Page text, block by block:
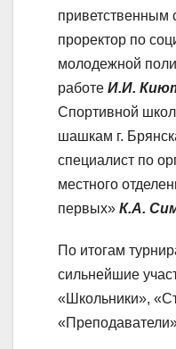
приветственным
проректор по
молодежной
работе И.И.
Спортивной
шашкам г.
специалист по
местного
первых» К.А.
По итогам
сильнейшие
«Школьники»,